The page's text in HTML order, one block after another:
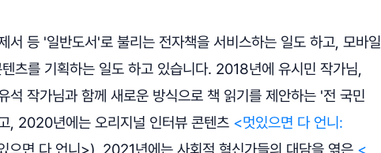
서 등 '일반도서'로 불리는 전자책을 서비스하는 일도 하고, 모바일
츠를 기획하는 일도 하고 있습니다. 2018년에 유시민 작가님,
석 작가님과 함께 새로운 방식으로 책 읽기를 제안하는 '전 국민
, 2020년에는 오리지널 인터뷰 콘텐츠 <멋있으면 다 언니:
으면 다 언니>), 2021년에는 사회적 혁신가들의 대담을 엮은 <